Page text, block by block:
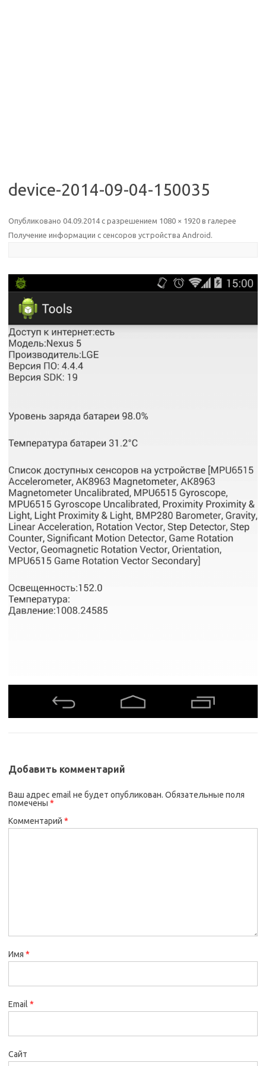
device-2014-09-04-150035
Опубликовано 04.09.2014 с разрешением 1080 × 1920 в галерее
Получение информации с сенсоров устройства Android .
Добавить комментарий
Ваш адрес email не будет опубликован. Обязательные поля
помечены *
Комментарий *
Имя *
Email *
Сайт